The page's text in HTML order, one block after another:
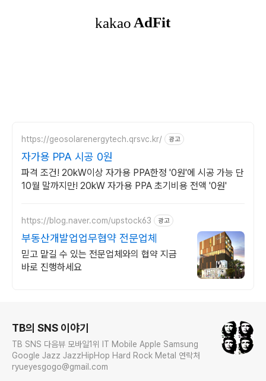
https://geosolarenergytech.qrsvc.kr/ 광고
자가용 PPA 시공 0원
파격 조건! 20kW이상 자가용 PPA한정 '0원'에 시공 가능 단
10월 말까지만! 20kW 자가용 PPA 초기비용 전액 '0원'
https://blog.naver.com/upstock63 광고
부동산개발업업무협약 전문업체
믿고 맡길 수 있는 전문업체와의 협약 지금
바로 진행하세요
TB의 SNS 이야기
TB SNS 다음뷰 모바일1위 IT Mobile Apple Samsung
Google Jazz JazzHipHop Hard Rock Metal 연락처
ryueyesgogo@gmail.com